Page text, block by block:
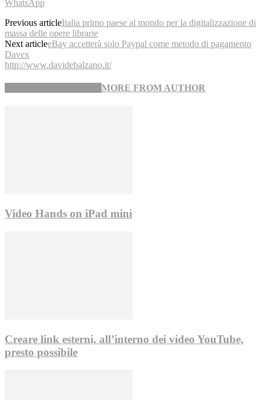
WhatsApp
Previous articleItalia primo paese al mondo per la digitalizzazione di
massa delle opere librarie
Next articleeBay accetterà solo Paypal come metodo di pagamento
Davex
http://www.davidebalzano.it/
MORE FROM AUTHOR
Video Hands on iPad mini
Creare link esterni, all’interno dei video YouTube,
presto possibile